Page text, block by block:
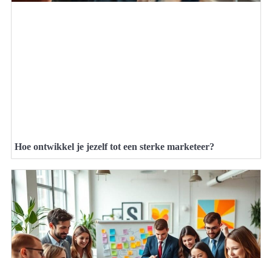
Hoe ontwikkel je jezelf tot een sterke marketeer?